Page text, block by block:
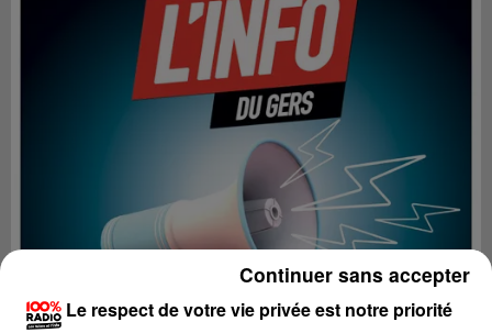
Le respect de votre vie privée est notre priorité
Continuer sans accepter